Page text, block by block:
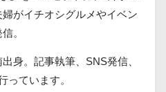
がイチオシグルメやイベン
。
身。記事執筆、SNS発信、
っています。